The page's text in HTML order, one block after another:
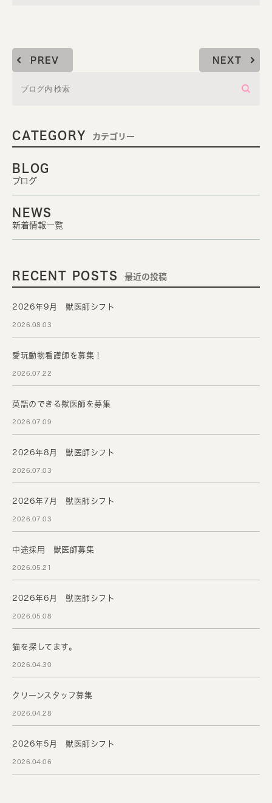
PREV NEXT
CATEGORY カテゴリー
BLOG
ブログ
NEWS
新着情報一覧
RECENT POSTS 最近の投稿
2026年9月 獣医師シフト
2026.08.03
愛玩動物看護師を募集！
2026.07.22
英語のできる獣医師を募集
2026.07.09
2026年8月 獣医師シフト
2026.07.03
2026年7月 獣医師シフト
2026.07.03
中途採用 獣医師募集
2026.05.21
2026年6月 獣医師シフト
2026.05.08
猫を探してます。
2026.04.30
クリーンスタッフ募集
2026.04.28
2026年5月 獣医師シフト
2026.04.06